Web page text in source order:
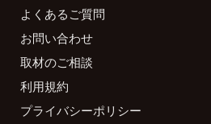
よくあるご質問
お問い合わせ
取材のご相談
利用規約
プライバシーポリシー